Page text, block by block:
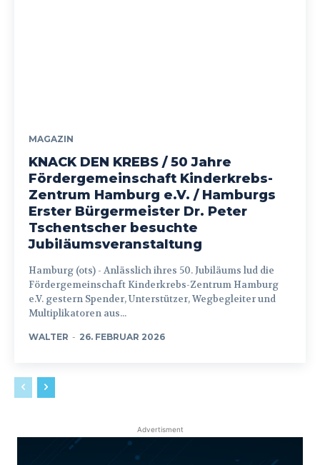
MAGAZIN
KNACK DEN KREBS / 50 Jahre
Fördergemeinschaft Kinderkrebs-
Zentrum Hamburg e.V. / Hamburgs
Erster Bürgermeister Dr. Peter
Tschentscher besuchte
Jubiläumsveranstaltung
Hamburg (ots) - Anlässlich ihres 50. Jubiläums lud die
Fördergemeinschaft Kinderkrebs-Zentrum Hamburg
e.V. gestern Spender, Unterstützer, Wegbegleiter und
Multiplikatoren aus...
WALTER - 26. FEBRUAR 2026
Advertisment